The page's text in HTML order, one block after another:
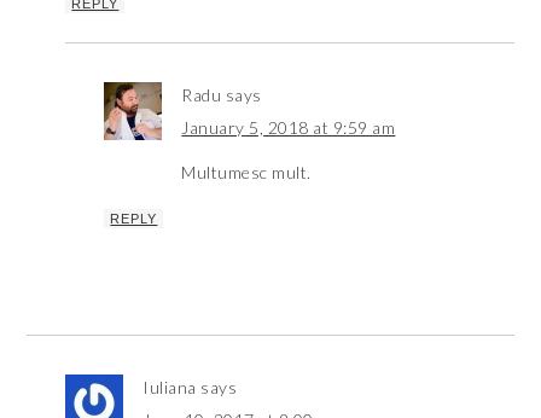
REPLY
Radu says
January 5, 2018 at 9:59 am
Multumesc mult.
REPLY
Iuliana says